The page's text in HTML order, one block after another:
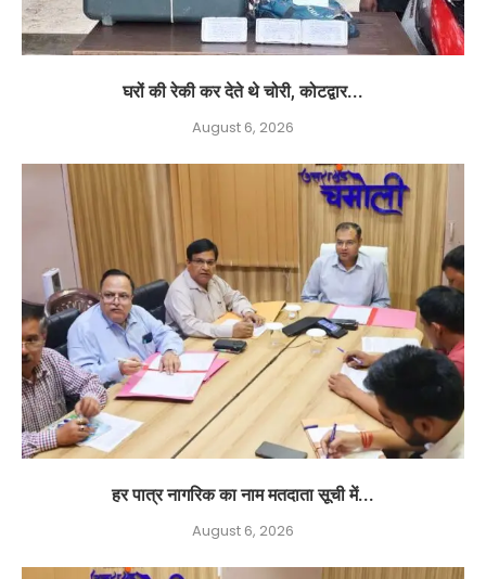
घरों की रेकी कर देते थे चोरी, कोटद्वार...
August 6, 2026
हर पात्र नागरिक का नाम मतदाता सूची में...
August 6, 2026